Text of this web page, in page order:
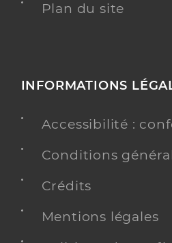
Plan du site
INFORMATIONS
Accessibilité :
Conditions
Crédits
Mentions légales